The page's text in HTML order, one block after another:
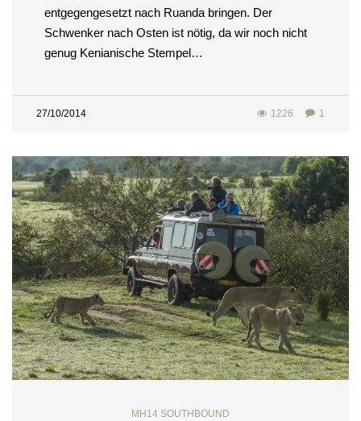
entgegengesetzt nach Ruanda bringen. Der
Schwenker nach Osten ist nötig, da wir noch nicht
genug Kenianische Stempel…
27/10/2014 1
1226
MH14 SOUTHBOUND